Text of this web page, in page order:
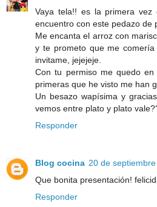
Vaya tela!! es la primera
encuentro con este pedazo de
Me encanta el arroz con
y te prometo que me
invitame, jejejeje.
Con tu permiso me quedo
primeras que he visto me han
Un besazo wapísima y
vemos entre plato y plato
Responder
Blog cocina 20 de
Que bonita presentación!
Responder